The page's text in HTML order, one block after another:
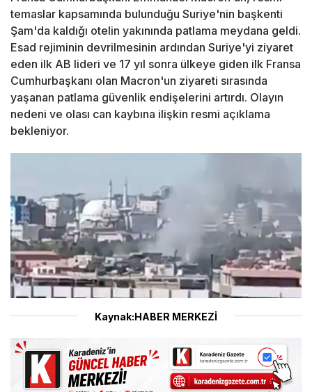
temaslar kapsamında bulunduğu Suriye'nin başkenti
Şam'da kaldığı otelin yakınında patlama meydana geldi.
Esad rejiminin devrilmesinin ardından Suriye'yi ziyaret
eden ilk AB lideri ve 17 yıl sonra ülkeye giden ilk Fransa
Cumhurbaşkanı olan Macron'un ziyareti sırasında
yaşanan patlama güvenlik endişelerini artırdı. Olayın
nedeni ve olası can kaybına ilişkin resmi açıklama
bekleniyor.
Kaynak:HABER MERKEZİ